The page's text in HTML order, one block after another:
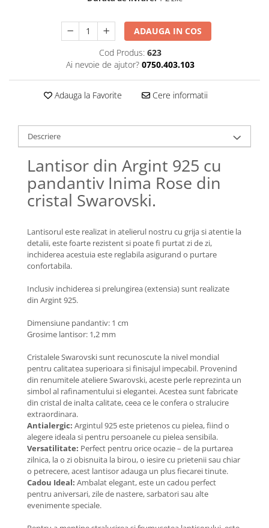
Lănțișoare cu Semilună
Lănțișoare cu Zodii
Lănțișoare cu Animale
Lănțișoare cu Molecule
Lănțișoare cu Pietre Naturale
Lănțișoare Argint Diverse
COLIERE CU PERLE
Coliere cu Perle Preciosa
COLIERE ȘNUR REGLABIL
Coliere cu Inimioare
Coliere cu Cruce
Coliere cu Stea
Coliere cu Semilună
Coliere cu Zodii
Coliere cu Flori
Coliere cu Molecule
Coliere Diverse
BRĂȚĂRI
BRĂȚĂRI CU ȘNUR REGLABIL
Brățări din Aur cu șnur reglabil
Brățări din Argint cu șnur reglabil
BRĂȚĂRI CU PIETRE SEMIPREȚIOASE
Brățări din Aur cu pietre
semiprețioase
Brățări din Argint cu pietre
semiprețioase
Brățări elastice cu pietre
semiprețioase
BRĂȚĂRI DE PICIOR
Brățări de picior din Aur
ADAUGA IN COS
Cod Produs: 623
Ai nevoie de ajutor? 0750.403.103
Adauga la Favorite Cere informatii
Descriere
Lantisor din Argint 925 cu
pandantiv Inima Rose din
cristal Swarovski.
Lantisorul este realizat in atelierul nostru cu grija si atentie la
detalii, este foarte rezistent si poate fi purtat zi de zi,
inchiderea acestuia este reglabila asigurand o purtare
confortabila.
Inclusiv inchiderea si prelungirea (extensia) sunt realizate
din Argint 925.
Dimensiune pandantiv: 1 cm
Grosime lantisor: 1,2 mm
Cristalele Swarovski sunt recunoscute la nivel mondial
pentru calitatea superioara si finisajul impecabil. Provenind
din renumitele ateliere Swarovski, aceste perle reprezinta un
simbol al rafinamentului si elegantei. Acestea sunt fabricate
din cristal de inalta calitate, ceea ce le confera o stralucire
extraordinara.
Antialergic: Argintul 925 este prietenos cu pielea, fiind o
alegere ideala si pentru persoanele cu pielea sensibila.
Versatilitate: Perfect pentru orice ocazie – de la purtarea
zilnica, la o zi obisnuita la birou, o iesire cu prietenii sau chiar
o petrecere, acest lantisor adauga un plus fiecarei tinute.
Cadou Ideal: Ambalat elegant, este un cadou perfect
pentru aniversari, zile de nastere, sarbatori sau alte
evenimente speciale.